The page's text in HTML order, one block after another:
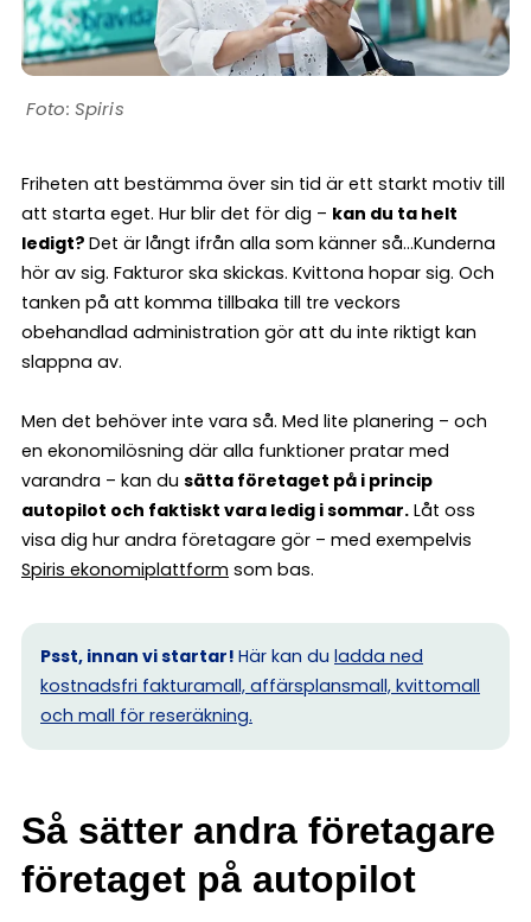
Spiris
Friheten att bestämma över sin tid är ett starkt motiv till
att starta eget. Hur blir det för dig – kan du ta helt
ledigt? Det är långt ifrån alla som känner så…Kunderna
hör av sig. Fakturor ska skickas. Kvittona hopar sig. Och
tanken på att komma tillbaka till tre veckors
obehandlad administration gör att du inte riktigt kan
slappna av.
Men det behöver inte vara så. Med lite planering – och
en ekonomilösning där alla funktioner pratar med
varandra – kan du sätta företaget på i princip
autopilot och faktiskt vara ledig i sommar. Låt oss
visa dig hur andra företagare gör – med exempelvis
Spiris ekonomiplattform som bas.
Psst, innan vi startar! Här kan du ladda ned
kostnadsfri fakturamall, affärsplansmall, kvittomall
och mall för reseräkning.
Så sätter andra företagare
företaget på autopilot